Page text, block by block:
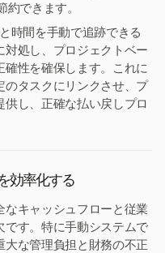
できます。
時間を手動で追跡できる
対処し、プロジェクトベー
性を確保します。これに
のタスクにリンクさせ、プ
し、正確な払い戻しプロ
効率化する
キャッシュフローと従業
です。特に手動システムで
な管理負担と財務の不正